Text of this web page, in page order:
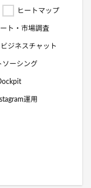
ヒートマップ
ト・市場調査
ビジネスチャット
ソーシング
Dockpit
運用